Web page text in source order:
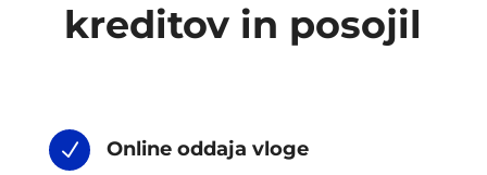
kreditov in posojil
N Online oddaja vloge